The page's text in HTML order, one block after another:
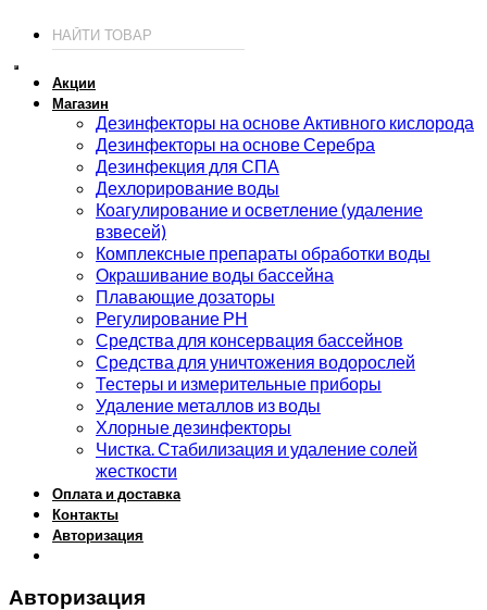
Акции
Магазин
Дезинфекторы на основе Активного кислорода
Дезинфекторы на основе Серебра
Дезинфекция для СПА
Дехлорирование воды
Коагулирование и осветление (удаление
взвесей)
Комплексные препараты обработки воды
Окрашивание воды бассейна
Плавающие дозаторы
Регулирование РН
Средства для консервация бассейнов
Средства для уничтожения водорослей
Тестеры и измерительные приборы
Удаление металлов из воды
Хлорные дезинфекторы
Чистка. Стабилизация и удаление солей
жесткости
Оплата и доставка
Контакты
Авторизация
Авторизация